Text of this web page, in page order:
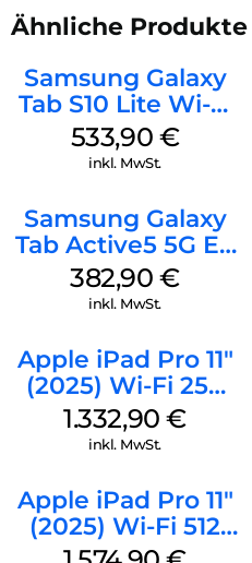
Ähnliche Produkte
Samsung Galaxy
Tab S10 Lite Wi-Fi
256 GB Silver
533,90 €
inkl. MwSt.
Samsung Galaxy
Tab Active5 5G EE
128 GB Black
382,90€
inkl. MwSt.
Apple iPad Pro 11″
(2025) Wi-Fi 256
GB Standardglas
Silber
1.332,90€
inkl. MwSt.
Apple iPad Pro 11″
(2025) Wi-Fi 512
GB Standardglas